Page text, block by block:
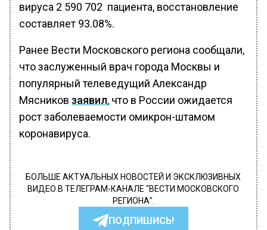
вируса 2 590 702 пациента, восстановление
составляет 93.08%.
Ранее Вести Московского региона сообщали,
что заслуженный врач города Москвы и
популярный телеведущий Александр
Мясников заявил, что в России ожидается
рост заболеваемости омикрон-штамом
коронавируса.
БОЛЬШЕ АКТУАЛЬНЫХ НОВОСТЕЙ И ЭКСКЛЮЗИВНЫХ
ВИДЕО В ТЕЛЕГРАМ-КАНАЛЕ "ВЕСТИ МОСКОВСКОГО
РЕГИОНА".
ПОДПИШИСЬ!